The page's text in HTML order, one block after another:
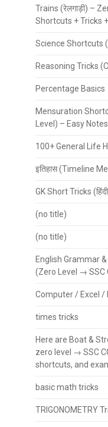
Trains (रेलगाड़ी) –
Shortcuts + Tricks
Science Shortcuts
Reasoning Tricks
Percentage Basics
Mensuration
Level) – Easy
100+ General Life
इतिहास (Timeline
GK Short Tricks
(no title)
(no title)
English Grammar
(Zero Level → SSC
Computer / Excel /
times tricks
Here are Boat &
zero level → SSC
shortcuts, and
basic math tricks
TRIGONOMETRY